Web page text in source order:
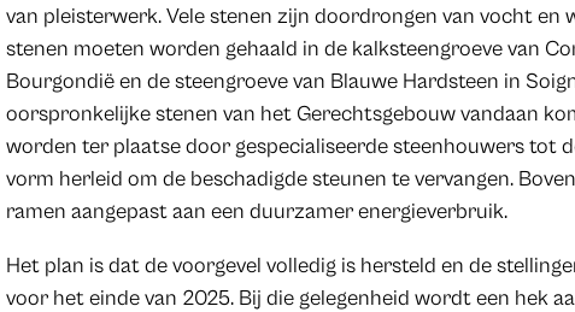
van pleisterwerk. Vele stenen zijn doordrongen van vocht en
stenen moeten worden gehaald in de kalksteengroeve van
Bourgondië en de steengroeve van Blauwe Hardsteen in
oorspronkelijke stenen van het Gerechtsgebouw vandaan
worden ter plaatse door gespecialiseerde steenhouwers tot
vorm herleid om de beschadigde steunen te vervangen.
ramen aangepast aan een duurzamer energieverbruik.
Het plan is dat de voorgevel volledig is hersteld en de
voor het einde van 2025. Bij die gelegenheid wordt een hek